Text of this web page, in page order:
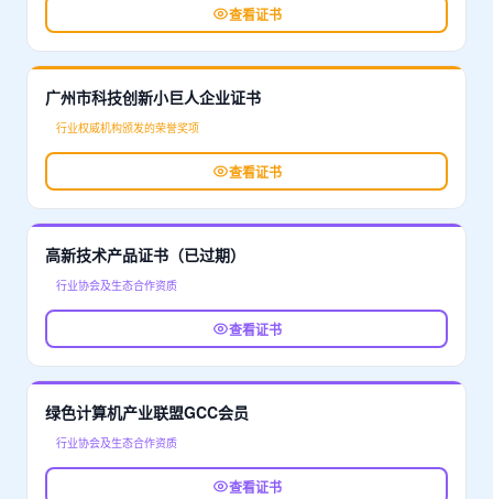
查看证书
广州市科技创新小巨人企业证书
行业权威机构颁发的荣誉奖项
查看证书
高新技术产品证书（已过期）
行业协会及生态合作资质
查看证书
绿色计算机产业联盟GCC会员
行业协会及生态合作资质
查看证书